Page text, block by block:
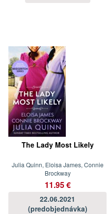
The Lady Most Likely
Julia Quinn, Eloisa James, Connie
Brockway
11.95 €
22.06.2021
(predobjednávka)